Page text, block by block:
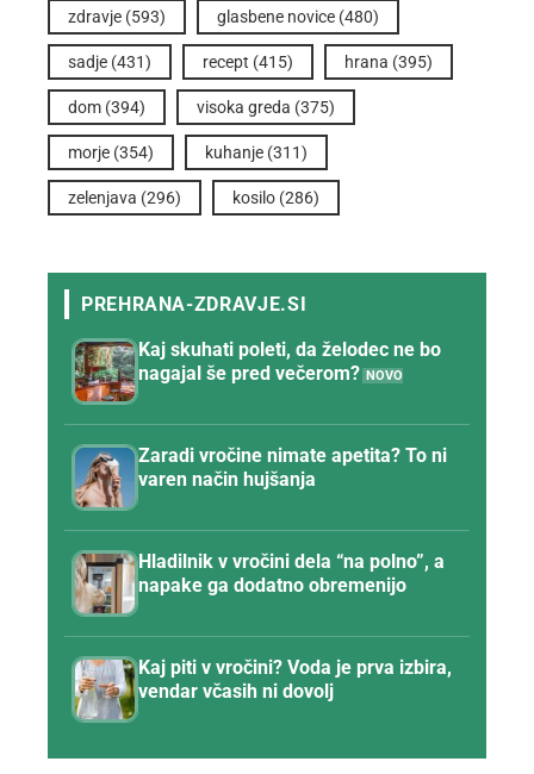
zdravje (593) glasbene novice (480)
sadje (431) recept (415) hrana (395)
dom (394) visoka greda (375)
morje (354) kuhanje (311)
zelenjava (296) kosilo (286)
Kaj skuhati poleti, da želodec ne bo
nagajal še pred večerom?
Zaradi vročine nimate apetita? To ni
varen način hujšanja
Hladilnik v vročini dela “na polno”, a
napake ga dodatno obremenijo
Kaj piti v vročini? Voda je prva izbira,
vendar včasih ni dovolj